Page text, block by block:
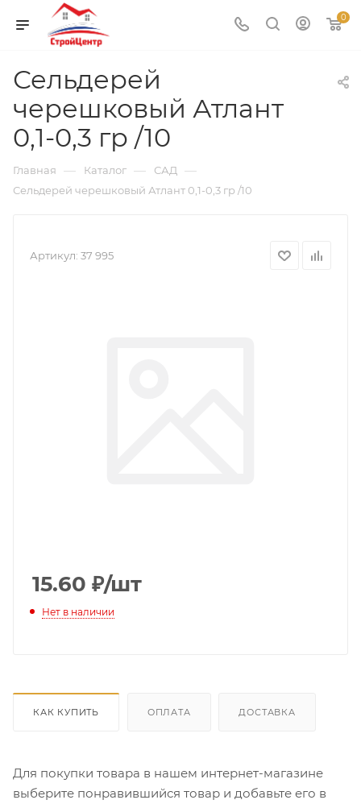
0
Сельдерей
черешковый Атлант
0,1-0,3 гр /10
Главная — Каталог — САД —
Сельдерей черешковый Атлант 0,1-0,3 гр /10
Артикул: 37 995
15.60 ₽/шт
Нет в наличии
КАК КУПИТЬ ОПЛАТА ДОСТАВКА
Для покупки товара в нашем интернет-магазине
выберите понравившийся товар и добавьте его в